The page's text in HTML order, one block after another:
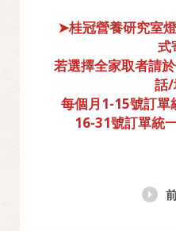
➤桂冠營養研究室
式
若選擇全家取者請
話/
每個月1-15號訂單
16-31號訂單統